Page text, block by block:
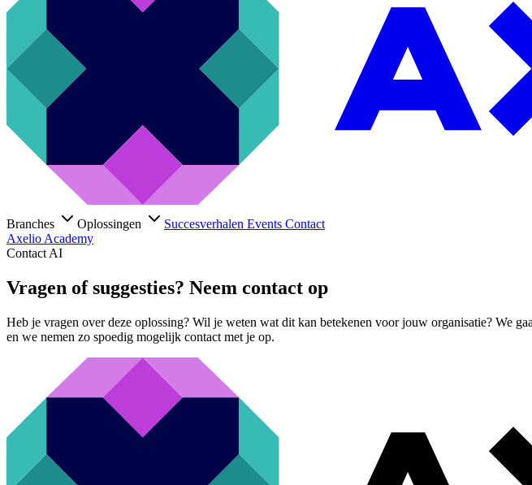
Branches Oplossingen Succesverhalen Events Contact
Axelio Academy
Contact AI
Vragen of suggesties? Neem contact op
Heb je vragen over deze oplossing? Wil je weten wat dit kan betekenen voor jouw organisatie? We
en we nemen zo spoedig mogelijk contact met je op.